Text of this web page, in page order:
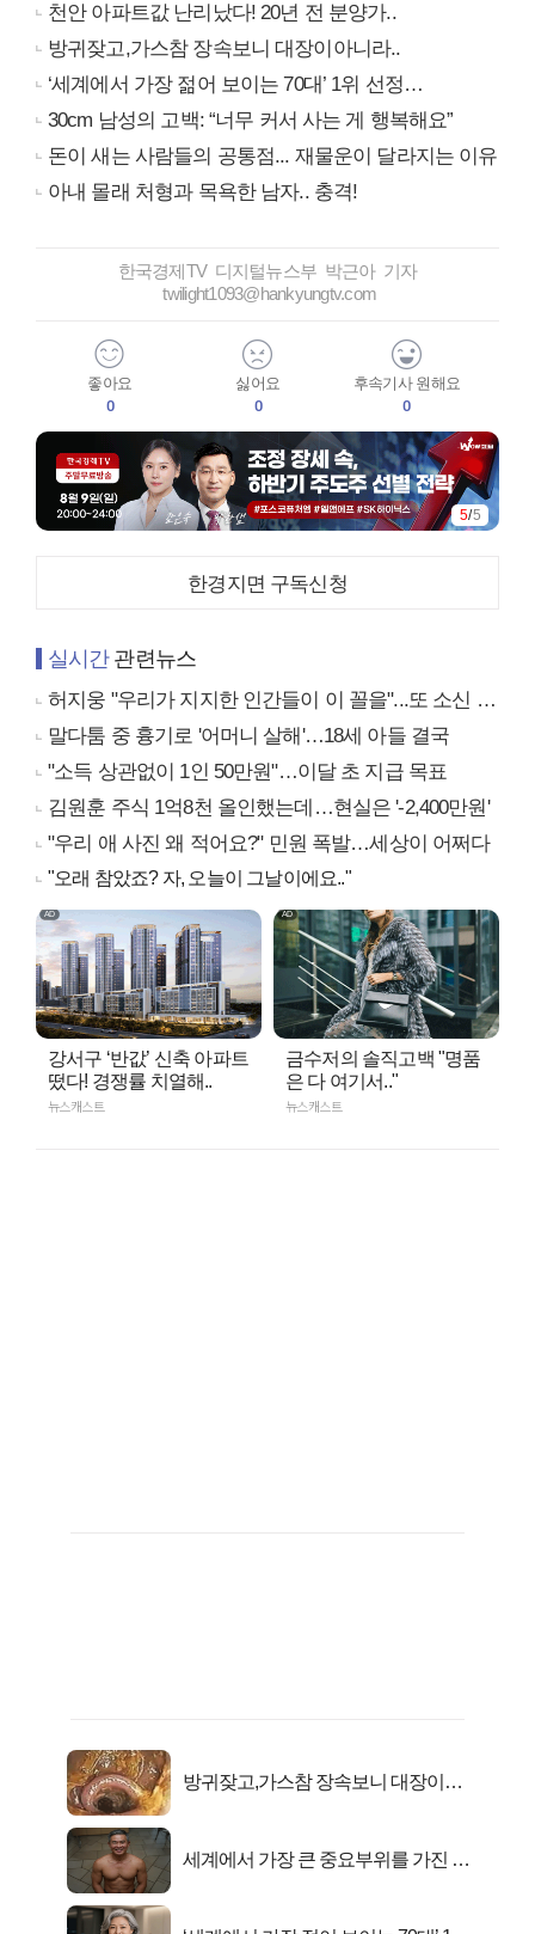
천안 아파트값 난리났다! 20년 전 분양가..
방귀잦고,가스참 장속보니 대장이아니라..
‘세계에서 가장 젊어 보이는 70대’ 1위 선정…
30cm 남성의 고백: “너무 커서 사는 게 행복해요”
돈이 새는 사람들의 공통점... 재물운이 달라지는 이유
아내 몰래 처형과 목욕한 남자.. 충격!
한국경제TV 디지털뉴스부 박근아 기자
twilight1093@hankyungtv.com
좋아요
0
싫어요
0
후속기사 원해요
0
5/5
한경지면 구독신청
실시간관련뉴스
허지웅 "우리가 지지한 인간들이 이 꼴을"...또 소신 발언
말다툼 중 흉기로 '어머니 살해'…18세 아들 결국
"소득 상관없이 1인 50만원"…이달 초 지급 목표
김원훈 주식 1억8천 올인했는데…현실은 '-2,400만원'
"우리 애 사진 왜 적어요?" 민원 폭발…세상이 어쩌다
"오래 참았죠? 자, 오늘이 그날이에요.."
강서구 ‘반값’ 신축 아파트
떴다! 경쟁률 치열해..
뉴스캐스트
금수저의 솔직고백 "명품
은 다 여기서.."
뉴스캐스트
방귀잦고,가스참 장속보니 대장이아
세계에서 가장 큰 중요부위를 가진 남